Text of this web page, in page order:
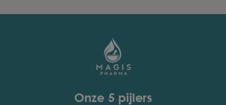
Onze 5 pijlers